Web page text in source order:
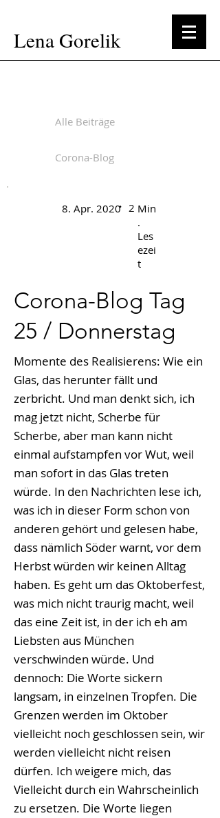
Lena Gorelik
Alle Beiträge
Corona-Blog
8. Apr. 2020. 2 Min
.
Les
ezei
t
Corona-Blog Tag
25 / Donnerstag
Momente des Realisierens: Wie ein
Glas, das herunter fällt und
zerbricht. Und man denkt sich, ich
mag jetzt nicht, Scherbe für
Scherbe, aber man kann nicht
einmal aufstampfen vor Wut, weil
man sofort in das Glas treten
würde. In den Nachrichten lese ich,
was ich in dieser Form schon von
anderen gehört und gelesen habe,
dass nämlich Söder warnt, vor dem
Herbst würden wir keinen Alltag
haben. Es geht um das Oktoberfest,
was mich nicht traurig macht, weil
das eine Zeit ist, in der ich eh am
Liebsten aus München
verschwinden würde. Und
dennoch: Die Worte sickern
langsam, in einzelnen Tropfen. Die
Grenzen werden im Oktober
vielleicht noch geschlossen sein, wir
werden vielleicht nicht reisen
dürfen. Ich weigere mich, das
Vielleicht durch ein Wahrscheinlich
zu ersetzen. Die Worte liegen